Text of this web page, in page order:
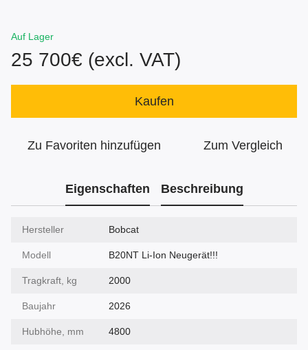
Auf Lager
25 700€ (excl. VAT)
Kaufen
Zu Favoriten hinzufügen Zum Vergleich
Eigenschaften Beschreibung
Hersteller Bobcat
Modell B20NT Li-Ion Neugerät!!!
Tragkraft, kg 2000
Baujahr 2026
Hubhöhe, mm 4800